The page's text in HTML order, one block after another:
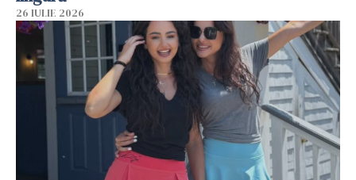
26 IULIE 2026